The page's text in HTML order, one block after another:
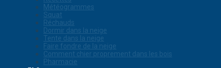
Météogrammes
Squat
Réchauds
Dormir dans la neige
Tente dans la neige
Faire fondre de la neige
Comment chier proprement dans les bois
Pharmacie